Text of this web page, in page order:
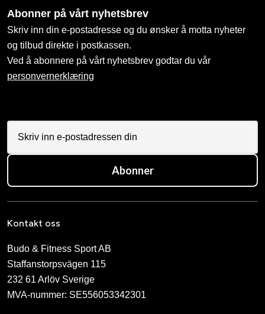
Abonner på vårt nyhetsbrev
Skriv inn din e-postadresse og du ønsker å motta nyheter
og tilbud direkte i postkassen.
Ved å abonnere på vårt nyhetsbrev godtar du vår
personvernerklæring
Abonner
Kontakt oss
Budo & Fitness Sport AB
Staffanstorpsvägen 115
232 61 Arlöv Sverige
MVA-nummer: SE556053342301